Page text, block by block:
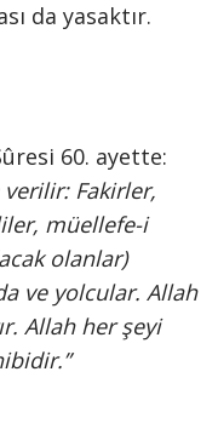
da yasaktır.
60. ayette:
verilir: Fakirler,
müellefe-i
olanlar)
ve yolcular. Allah
Allah her şeyi